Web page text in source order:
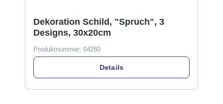
Dekoration Schild, "Spruch", 3
Designs, 30x20cm
Produktnummer: 04280
Details